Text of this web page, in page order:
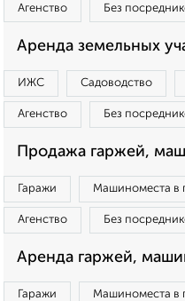
Агенство Без
Аренда земельных
ИЖС Садоводство
Агенство Без
Продажа гаржей,
Гаражи Машиноместа в
Агенство Без
Аренда гаржей,
Гаражи Машиноместа в